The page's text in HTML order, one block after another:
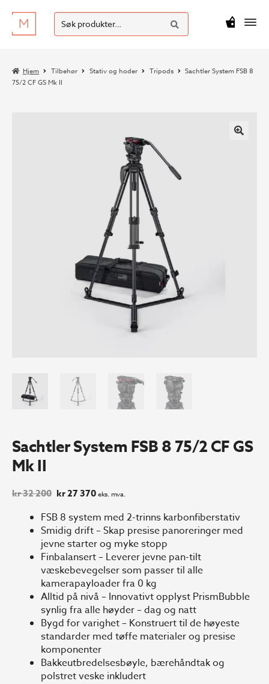
Hopp
til
Hopp
til
Søk
etter:
SØK
kr0
Hjem Tilbehør Stativ og hoder Tripods
Sachtler System FSB 8
75/2 CF GS Mk II
Sachtler System FSB 8 75/2 CF GS
Mk II
kr32 200 Opprinnelig
var:
kr 32
200.
kr27 370Nåværende
er:
kr 27
370.
eks. mva.
FSB 8 system med 2-trinns karbonfiberstativ
Smidig drift – Skap presise panoreringer med
jevne starter og myke stopp
Finbalansert – Leverer jevne pan-tilt
væskebevegelser som passer til alle
kamerapayloader fra 0 kg
Alltid på nivå – Innovativt opplyst PrismBubble
synlig fra alle høyder – dag og natt
Bygd for varighet – Konstruert til de høyeste
standarder med tøffe materialer og presise
komponenter
Bakkeutbredelsesbøyle, bærehåndtak og
polstret veske inkludert